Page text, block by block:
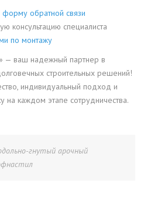
форму обратной связи
консультацию специалиста
по монтажу
— ваш надежный партнер в
строительных решений!
индивидуальный подход и
каждом этапе сотрудничества.
гнутый арочный